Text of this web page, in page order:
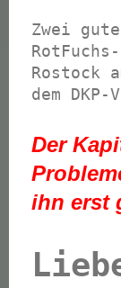
Zwei
Rostock
dem
Der
ihn erst